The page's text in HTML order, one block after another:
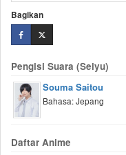
Bagikan
Pengisi Suara (Seiyu)
Souma Saitou
Bahasa: Jepang
Daftar Anime